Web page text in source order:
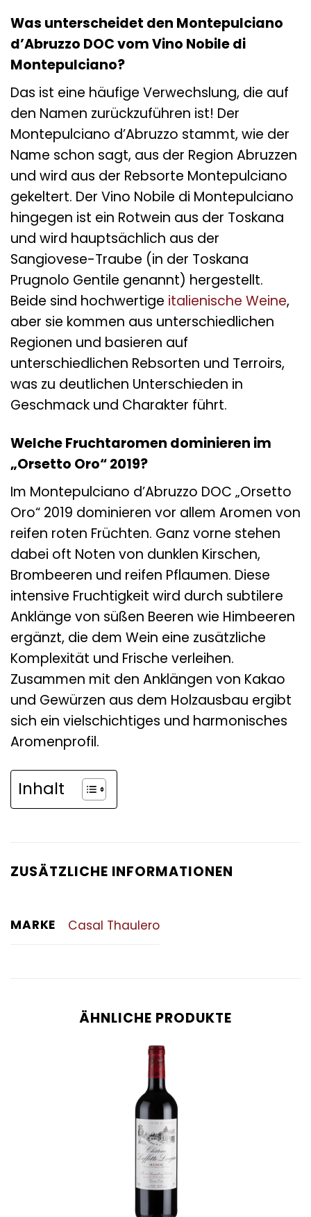
Was unterscheidet den Montepulciano
d’Abruzzo DOC vom Vino Nobile di
Montepulciano?
Das ist eine häufige Verwechslung, die auf
den Namen zurückzuführen ist! Der
Montepulciano d’Abruzzo stammt, wie der
Name schon sagt, aus der Region Abruzzen
und wird aus der Rebsorte Montepulciano
gekeltert. Der Vino Nobile di Montepulciano
hingegen ist ein Rotwein aus der Toskana
und wird hauptsächlich aus der
Sangiovese-Traube (in der Toskana
Prugnolo Gentile genannt) hergestellt.
Beide sind hochwertige italienische Weine,
aber sie kommen aus unterschiedlichen
Regionen und basieren auf
unterschiedlichen Rebsorten und Terroirs,
was zu deutlichen Unterschieden in
Geschmack und Charakter führt.
Welche Fruchtaromen dominieren im
„Orsetto Oro“ 2019?
Im Montepulciano d’Abruzzo DOC „Orsetto
Oro“ 2019 dominieren vor allem Aromen von
reifen roten Früchten. Ganz vorne stehen
dabei oft Noten von dunklen Kirschen,
Brombeeren und reifen Pflaumen. Diese
intensive Fruchtigkeit wird durch subtilere
Anklänge von süßen Beeren wie Himbeeren
ergänzt, die dem Wein eine zusätzliche
Komplexität und Frische verleihen.
Zusammen mit den Anklängen von Kakao
und Gewürzen aus dem Holzausbau ergibt
sich ein vielschichtiges und harmonisches
Aromenprofil.
Inhalt
ZUSÄTZLICHE INFORMATIONEN
MARKE Casal Thaulero
ÄHNLICHE PRODUKTE